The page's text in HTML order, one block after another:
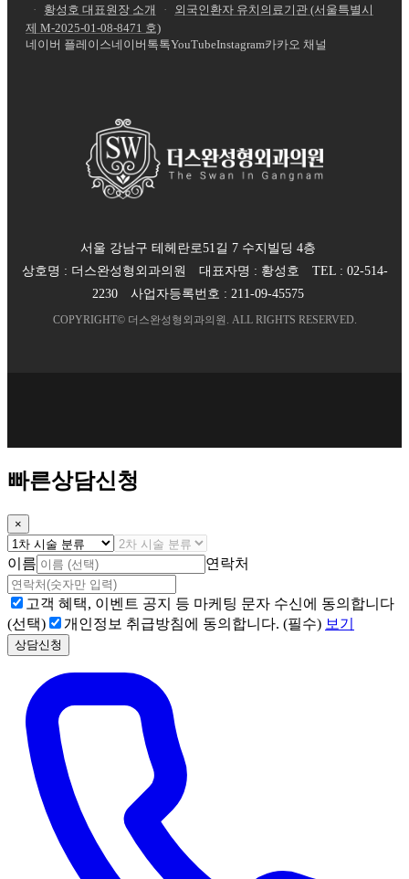
·
황성호 대표원장 소개 ·
외국인환자 유치의료기관 (서울특별시
제 M-2025-01-08-8471 호)
네이버 플레이스네이버톡톡YouTubeInstagram카카오 채널
서울 강남구 테헤란로51길 7 수지빌딩 4층
상호명 : 더스완성형외과의원 대표자명 : 황성호 TEL : 02-514-
2230
사업자등록번호 : 211-09-45575
COPYRIGHT© 더스완성형외과의원 . ALL RIGHTS RESERVED.
빠른상담신청
×
이름 연락처
고객 혜택, 이벤트 공지 등 마케팅 문자 수신에 동의합니다
(선택)
개인정보 취급방침에 동의합니다. (필수) 보기
상담신청